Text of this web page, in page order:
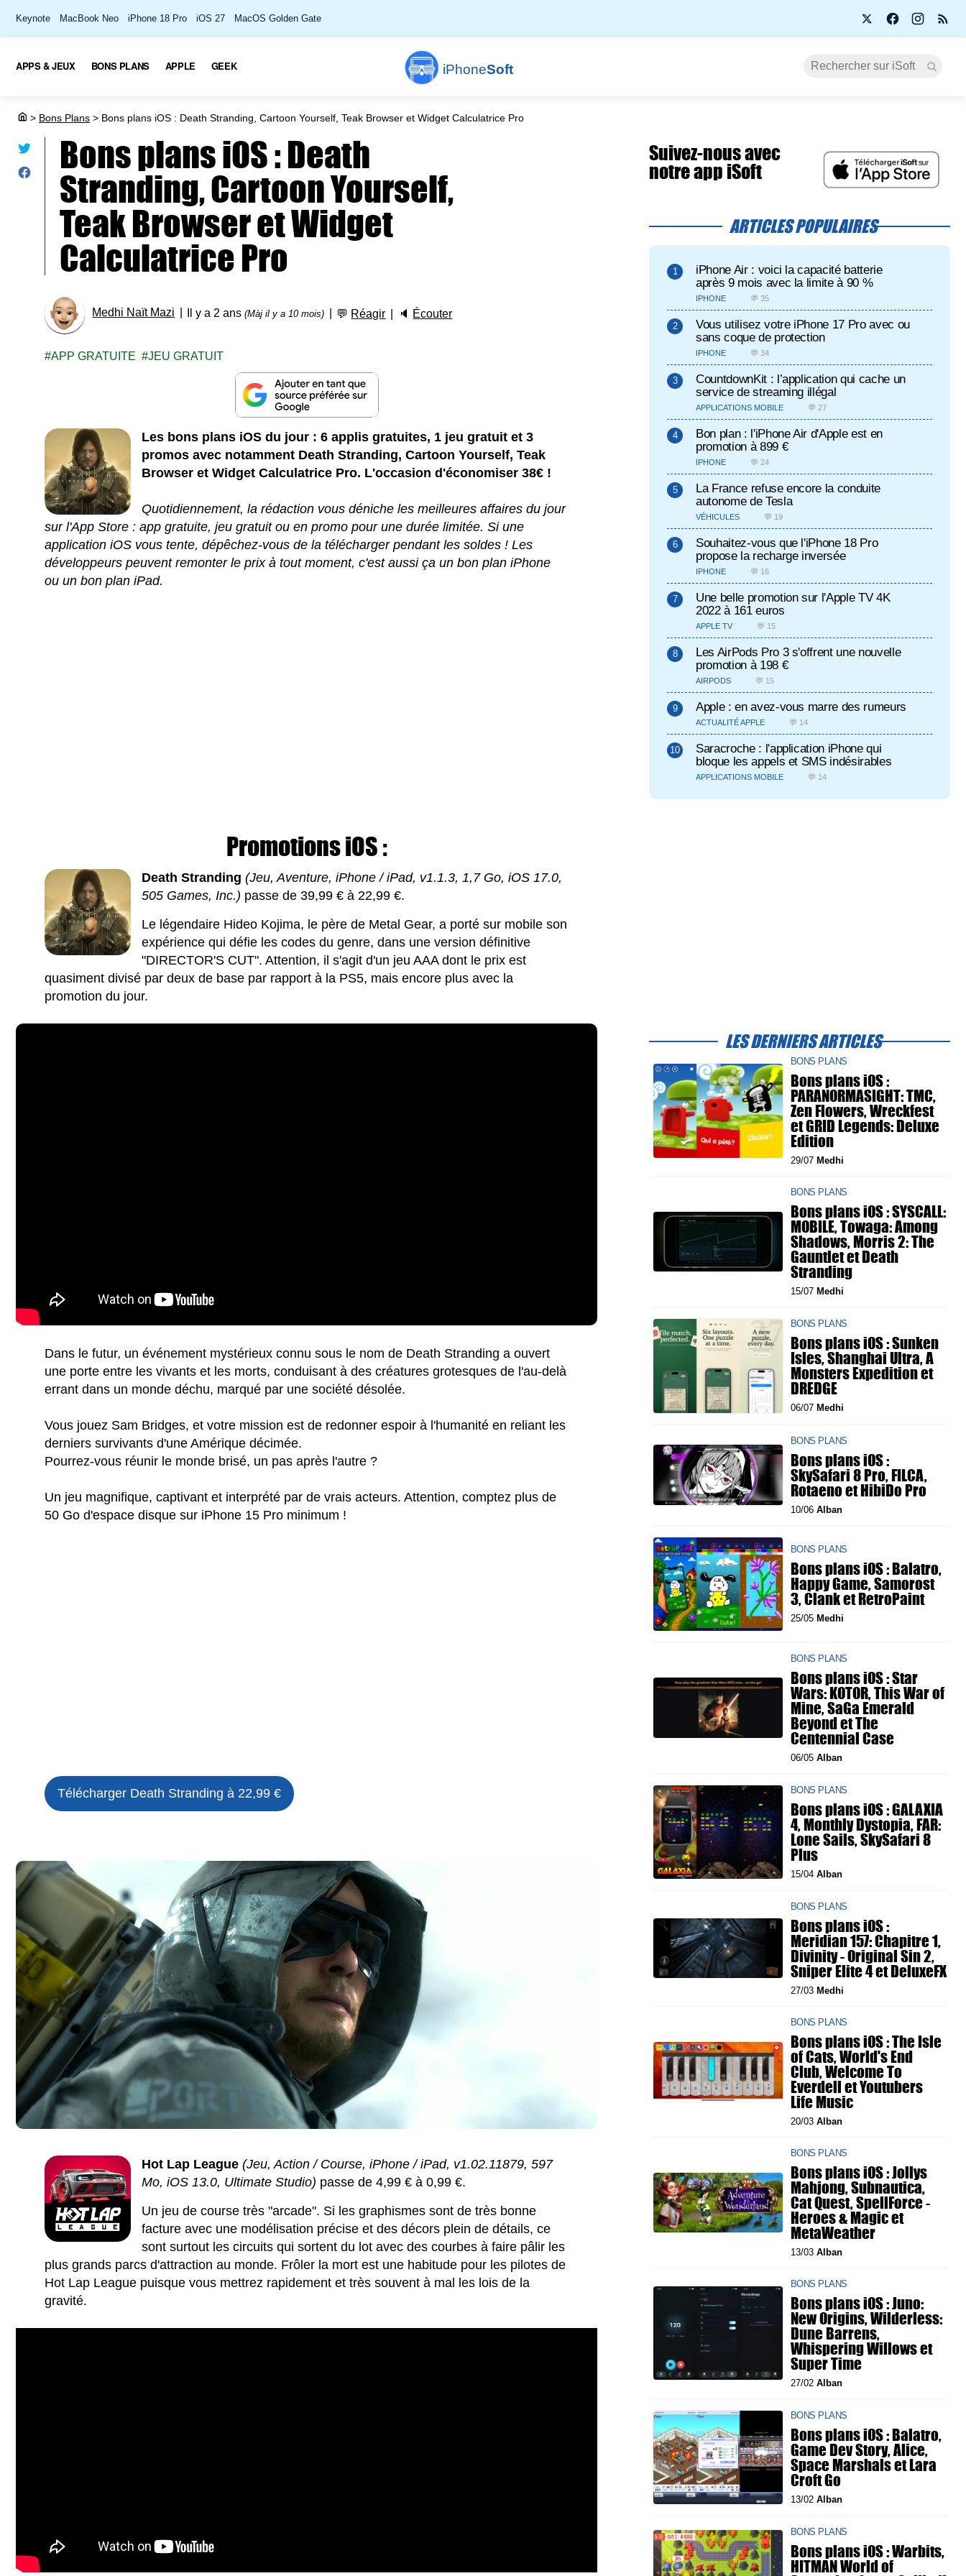
Keynote MacBook Neo iPhone 18 Pro iOS 27 MacOS Golden Gate
iPhoneSoft
APPS & JEUX BONS PLANS APPLE GEEK
> Bons Plans > Bons plans iOS : Death Stranding, Cartoon Yourself, Teak Browser et Widget Calculatrice Pro
Bons plans iOS : Death
Stranding, Cartoon Yourself,
Teak Browser et Widget
Calculatrice Pro
Medhi Naït Mazi Il y a 2 ans(Màj il y a 10 mois) 💬 Réagir 🔈 Écouter
APP GRATUITE JEU GRATUIT
Les bons plans iOS du jour : 6 applis gratuites, 1 jeu gratuit et 3
promos avec notamment Death Stranding, Cartoon Yourself, Teak
Browser et Widget Calculatrice Pro. L'occasion d'économiser 38€ !
Quotidiennement, la rédaction vous déniche les meilleures affaires du jour
sur l'App Store : app gratuite, jeu gratuit ou en promo pour une durée limitée. Si une
application iOS vous tente, dépêchez-vous de la télécharger pendant les soldes ! Les
développeurs peuvent remonter le prix à tout moment, c'est aussi ça un bon plan iPhone
ou un bon plan iPad.
Promotions iOS :
Death Stranding (Jeu, Aventure, iPhone / iPad, v1.1.3, 1,7 Go, iOS 17.0,
505 Games, Inc.) passe de 39,99 € à 22,99 €.
Le légendaire Hideo Kojima, le père de Metal Gear, a porté sur mobile son
expérience qui défie les codes du genre, dans une version définitive
"DIRECTOR'S CUT". Attention, il s'agit d'un jeu AAA dont le prix est
quasiment divisé par deux de base par rapport à la PS5, mais encore plus avec la
promotion du jour.
Dans le futur, un événement mystérieux connu sous le nom de Death Stranding a ouvert
une porte entre les vivants et les morts, conduisant à des créatures grotesques de l'au-delà
errant dans un monde déchu, marqué par une société désolée.
Vous jouez Sam Bridges, et votre mission est de redonner espoir à l'humanité en reliant les
derniers survivants d'une Amérique décimée.
Pourrez-vous réunir le monde brisé, un pas après l'autre ?
Un jeu magnifique, captivant et interprété par de vrais acteurs. Attention, comptez plus de
50 Go d'espace disque sur iPhone 15 Pro minimum !
Télécharger Death Stranding à 22,99 €
Hot Lap League (Jeu, Action / Course, iPhone / iPad, v1.02.11879, 597
Mo, iOS 13.0, Ultimate Studio) passe de 4,99 € à 0,99 €.
Un jeu de course très "arcade". Si les graphismes sont de très bonne
facture avec une modélisation précise et des décors plein de détails, ce
sont surtout les circuits qui sortent du lot avec des courbes à faire pâlir les
plus grands parcs d'attraction au monde. Frôler la mort est une habitude pour les pilotes de
Hot Lap League puisque vous mettrez rapidement et très souvent à mal les lois de la
gravité.
Suivez-nous avec
notre app iSoft
ARTICLES POPULAIRES
iPhone Air : voici la capacité batterie
après 9 mois avec la limite à 90 %
IPHONE 💬 35
Vous utilisez votre iPhone 17 Pro avec ou
sans coque de protection
IPHONE 💬 34
CountdownKit : l’application qui cache un
service de streaming illégal
APPLICATIONS MOBILE 💬 27
Bon plan : l'iPhone Air d'Apple est en
promotion à 899 €
IPHONE 💬 24
La France refuse encore la conduite
autonome de Tesla
VÉHICULES 💬 19
Souhaitez-vous que l'iPhone 18 Pro
propose la recharge inversée
IPHONE 💬 16
Une belle promotion sur l'Apple TV 4K
2022 à 161 euros
APPLE TV 💬 15
Les AirPods Pro 3 s'offrent une nouvelle
promotion à 198 €
AIRPODS 💬 15
Apple : en avez-vous marre des rumeurs
ACTUALITÉ APPLE 💬 14
Saracroche : l'application iPhone qui
bloque les appels et SMS indésirables
APPLICATIONS MOBILE 💬 14
LES DERNIERS ARTICLES
BONS PLANS
Bons plans iOS :
PARANORMASIGHT: TMC,
Zen Flowers, Wreckfest
et GRID Legends: Deluxe
Edition
29/07 Medhi
BONS PLANS
Bons plans iOS : SYSCALL:
MOBILE, Towaga: Among
Shadows, Morris 2: The
Gauntlet et Death
Stranding
15/07 Medhi
BONS PLANS
Bons plans iOS : Sunken
Isles, Shanghai Ultra, A
Monsters Expedition et
DREDGE
06/07 Medhi
BONS PLANS
Bons plans iOS :
SkySafari 8 Pro, FILCA,
Rotaeno et HibiDo Pro
10/06 Alban
BONS PLANS
Bons plans iOS : Balatro,
Happy Game, Samorost
3, Clank et RetroPaint
25/05 Medhi
BONS PLANS
Bons plans iOS : Star
Wars: KOTOR, This War of
Mine, SaGa Emerald
Beyond et The
Centennial Case
06/05 Alban
BONS PLANS
Bons plans iOS : GALAXIA
4, Monthly Dystopia, FAR:
Lone Sails, SkySafari 8
Plus
15/04 Alban
BONS PLANS
Bons plans iOS :
Meridian 157: Chapitre 1,
Divinity - Original Sin 2,
Sniper Elite 4 et DeluxeFX
27/03 Medhi
BONS PLANS
Bons plans iOS : The Isle
of Cats, World's End
Club, Welcome To
Everdell et Youtubers
Life Music
20/03 Alban
BONS PLANS
Bons plans iOS : Jollys
Mahjong, Subnautica,
Cat Quest, SpellForce -
Heroes & Magic et
MetaWeather
13/03 Alban
BONS PLANS
Bons plans iOS : Juno:
New Origins, Wilderless:
Dune Barrens,
Whispering Willows et
Super Time
27/02 Alban
BONS PLANS
Bons plans iOS : Balatro,
Game Dev Story, Alice,
Space Marshals et Lara
Croft Go
13/02 Alban
BONS PLANS
Bons plans iOS : Warbits,
HITMAN World of